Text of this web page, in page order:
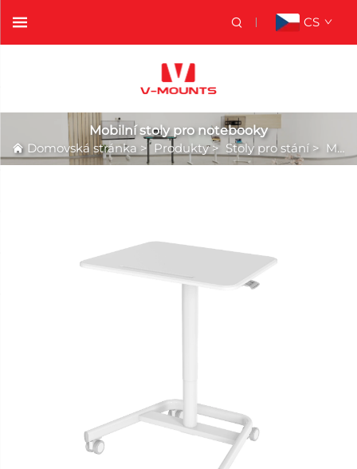
CS
Mobilní stoly pro notebooky
Domovská stránka> Produkty> Stoly pro stání > Mobilní stoly pro notebooky